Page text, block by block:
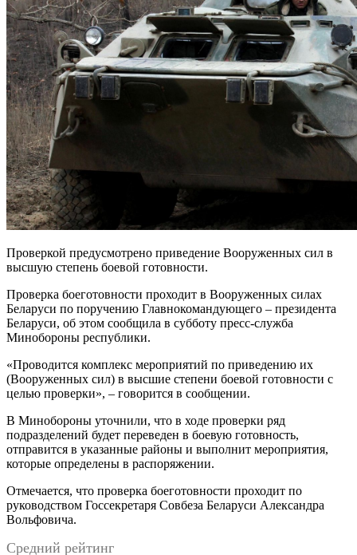
Проверкой предусмотрено приведение Вооруженных сил в
высшую степень боевой готовности.
Проверка боеготовности проходит в Вооруженных силах
Беларуси по поручению Главнокомандующего – президента
Беларуси, об этом сообщила в субботу пресс-служба
Минобороны республики.
«Проводится комплекс мероприятий по приведению их
(Вооруженных сил) в высшие степени боевой готовности с
целью проверки», – говорится в сообщении.
В Минобороны уточнили, что в ходе проверки ряд
подразделений будет переведен в боевую готовность,
отправится в указанные районы и выполнит мероприятия,
которые определены в распоряжении.
Отмечается, что проверка боеготовности проходит по
руководством Госсекретаря Совбеза Беларуси Александра
Вольфовича.
Средний рейтинг